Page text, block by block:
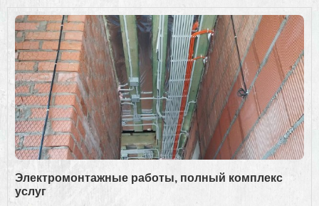
Электромонтажные работы, полный комплекс
услуг